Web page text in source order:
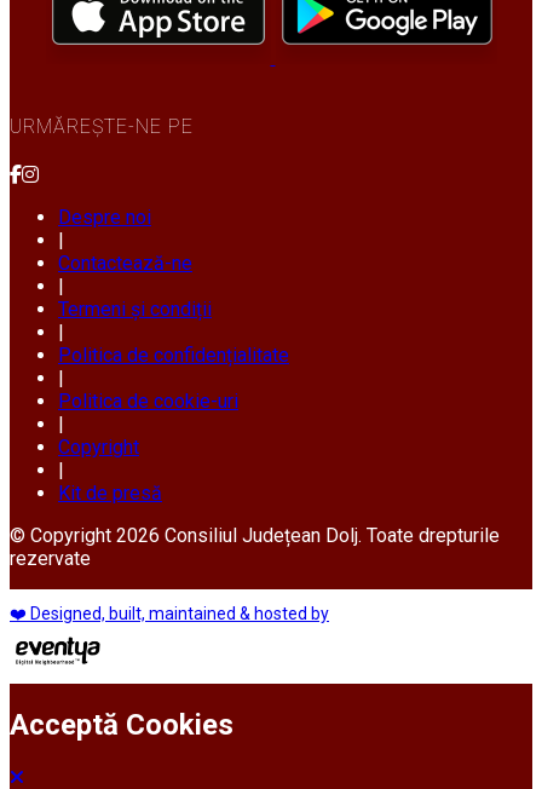
URMĂREȘTE-NE PE
Despre noi
|
Contactează-ne
|
Termeni și condiții
|
Politica de confidențialitate
|
Politica de cookie-uri
|
Copyright
|
Kit de presă
© Copyright 2026 Consiliul Județean Dolj. Toate drepturile
rezervate
❤️ Designed, built, maintained & hosted by
Acceptă Cookies